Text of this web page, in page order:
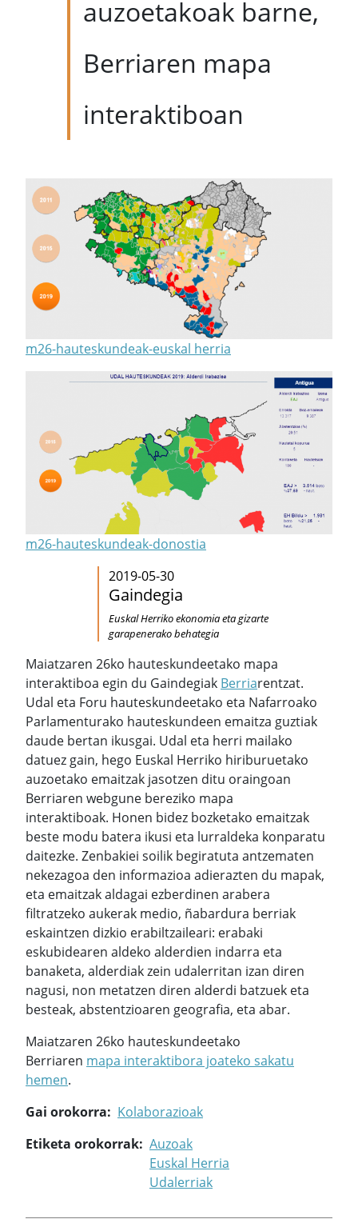
auzoetakoak barne,
Berriaren mapa
interaktiboan
m26-hauteskundeak-euskal herria
m26-hauteskundeak-donostia
2019-05-30
Gaindegia
Euskal Herriko ekonomia eta gizarte
garapenerako behategia
Maiatzaren 26ko hauteskundeetako mapa
interaktiboa egin du Gaindegiak Berriarentzat.
Udal eta Foru hauteskundeetako eta Nafarroako
Parlamenturako hauteskundeen emaitza guztiak
daude bertan ikusgai. Udal eta herri mailako
datuez gain, hego Euskal Herriko hiriburuetako
auzoetako emaitzak jasotzen ditu oraingoan
Berriaren webgune bereziko mapa
interaktiboak. Honen bidez bozketako emaitzak
beste modu batera ikusi eta lurraldeka konparatu
daitezke. Zenbakiei soilik begiratuta antzematen
nekezagoa den informazioa adierazten du mapak,
eta emaitzak aldagai ezberdinen arabera
filtratzeko aukerak medio, ñabardura berriak
eskaintzen dizkio erabiltzaileari: erabaki
eskubidearen aldeko alderdien indarra eta
banaketa, alderdiak zein udalerritan izan diren
nagusi, non metatzen diren alderdi batzuek eta
besteak, abstentzioaren geografia, eta abar.
Maiatzaren 26ko hauteskundeetako
Berriaren mapa interaktibora joateko sakatu
hemen.
Gai orokorra
Kolaborazioak
Etiketa orokorrak Auzoak
Euskal Herria
Udalerriak